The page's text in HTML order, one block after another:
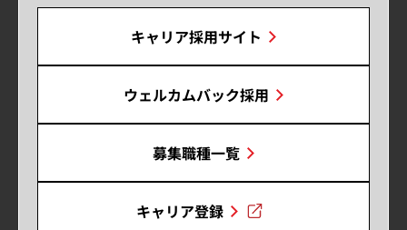
キャリア採用サイト
ウェルカムバック採用
募集職種一覧
キャリア登録